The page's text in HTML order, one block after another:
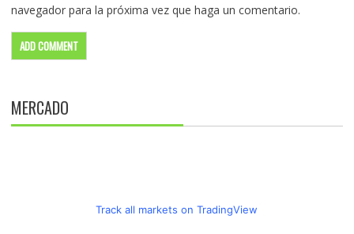
navegador para la próxima vez que haga un comentario.
MERCADO
Track all markets on TradingView